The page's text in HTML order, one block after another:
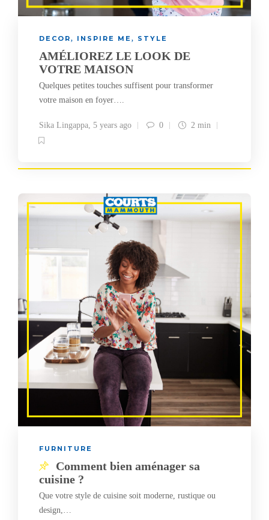
DECOR, INSPIRE ME, STYLE
AMÉLIOREZ LE LOOK DE
VOTRE MAISON
Quelques petites touches suffisent pour transformer
votre maison en foyer….
Sika Lingappa, 5 years ago 0 2 min
FURNITURE
Comment bien aménager sa
cuisine ?
Que votre style de cuisine soit moderne, rustique ou
design,…